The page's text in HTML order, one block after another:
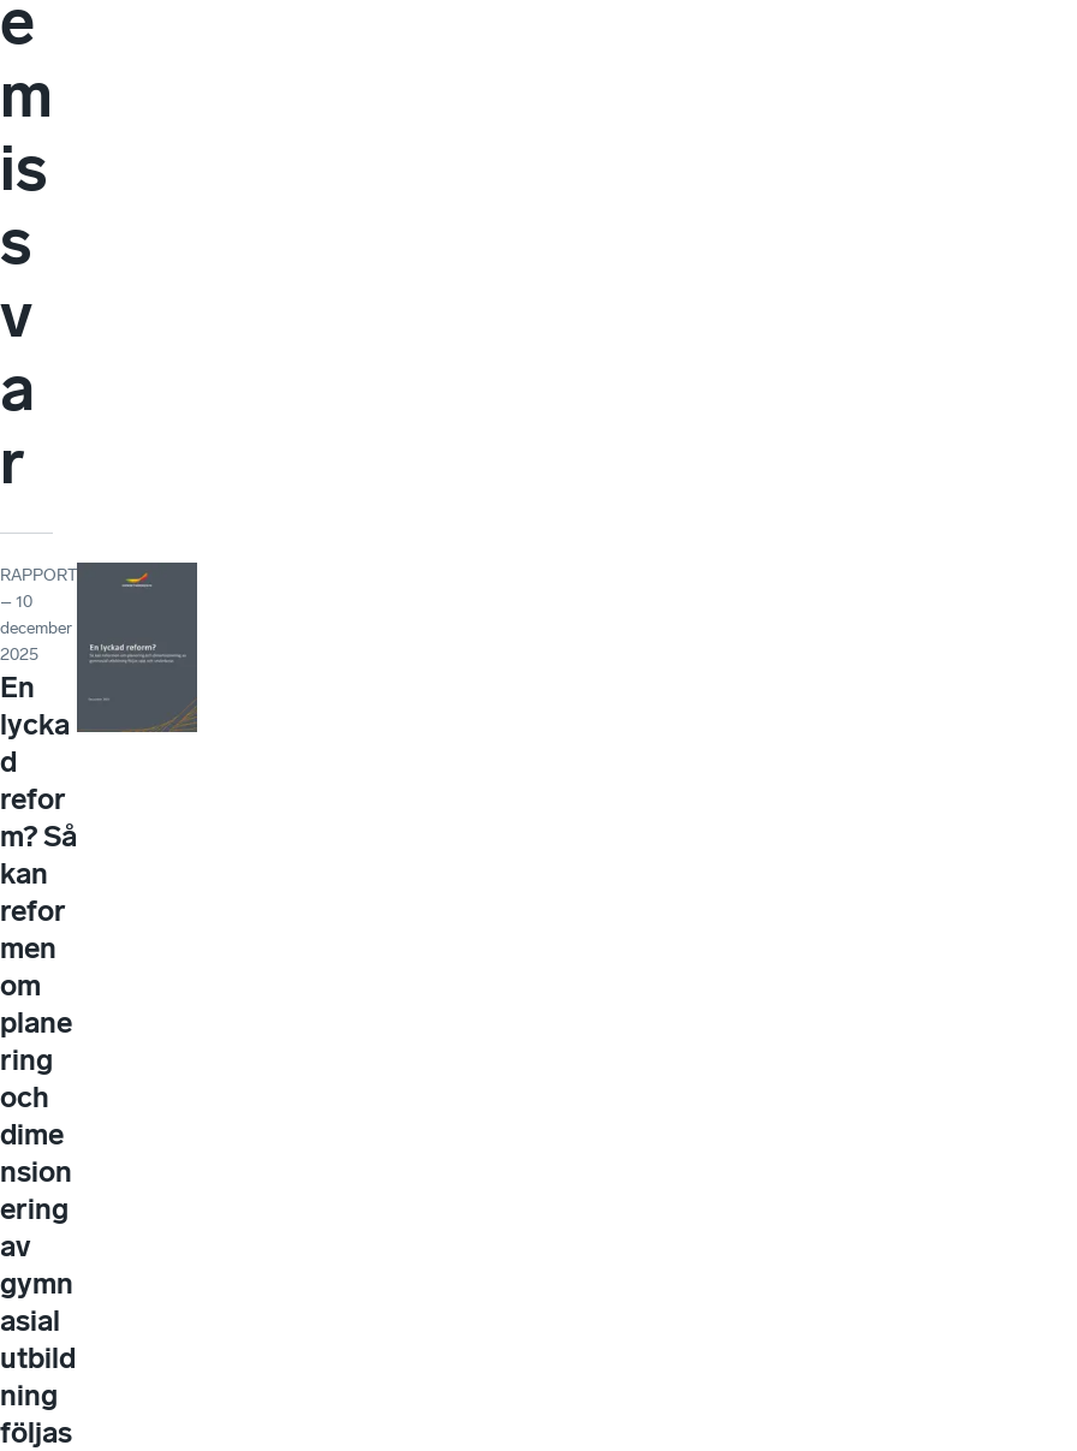
e
m
is
s
v
a
r
RAPPORT
– 10
december
2025
En
lycka
d
refor
m? Så
kan
refor
men
om
plane
ring
och
dime
nsion
ering
av
gymn
asial
utbild
ning
följas